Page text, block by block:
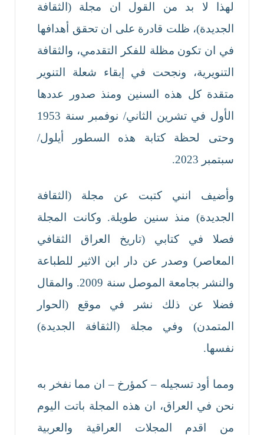
لهذا لا بد من القول ان مجلة (الثقافة
الجديدة)، ظلت قادرة على ان تحقق أهدافها
في ان تكون مظلة للفكر التقدمي، والثقافة
التنويرية، ونجحت في إبقاء شعلة التنوير
متقدة كل هذه السنين ومنذ صدور عددها
الأول في تشرين الثاني/ نوفمبر سنة 1953
وحتى لحظة كتابة هذه السطور أيلول/
سبتمبر 2023.
وأضيف انني كتبت عن مجلة (الثقافة
الجديدة) منذ سنين طويلة. وكانت المجلة
فصلا في كتابي (تاريخ العراق الثقافي
المعاصر) وصدر عن دار ابن الاثير للطباعة
والنشر بجامعة الموصل سنة 2009. والمقال
فضلا عن ذلك نشر في موقع (الحوار
المتمدن) وفي مجلة (الثقافة الجديدة)
نفسها.
ومما أود تسجيله – كمؤرخ – ان مما نفخر به
نحن في العراق، ان هذه المجلة باتت اليوم
من اقدم المجلات العراقية والعربية